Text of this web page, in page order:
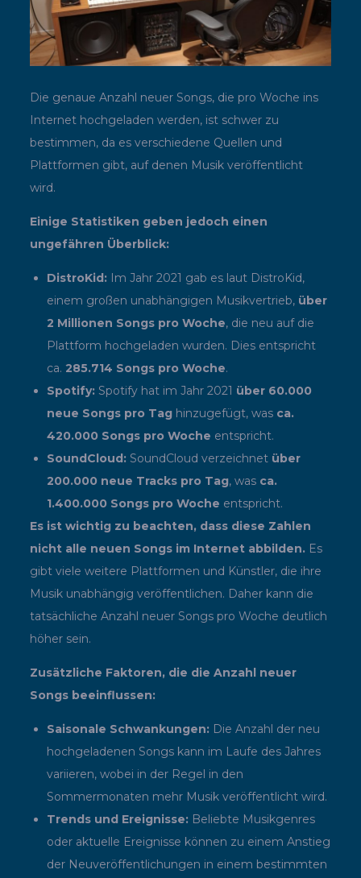
Die genaue Anzahl neuer Songs, die pro Woche ins
Internet hochgeladen werden, ist schwer zu
bestimmen, da es verschiedene Quellen und
Plattformen gibt, auf denen Musik veröffentlicht
wird.
Einige Statistiken geben jedoch einen
ungefähren Überblick:
DistroKid: Im Jahr 2021 gab es laut DistroKid,
einem großen unabhängigen Musikvertrieb, über
2 Millionen Songs pro Woche, die neu auf die
Plattform hochgeladen wurden. Dies entspricht
ca.285.714 Songs pro Woche.
Spotify: Spotify hat im Jahr 2021 über 60.000
neue Songs pro Tag hinzugefügt, was ca.
420.000 Songs pro Woche entspricht.
SoundCloud: SoundCloud verzeichnet über
200.000 neue Tracks pro Tag, was ca.
1.400.000 Songs pro Woche entspricht.
Es ist wichtig zu beachten, dass diese Zahlen
nicht alle neuen Songs im Internet abbilden. Es
gibt viele weitere Plattformen und Künstler, die ihre
Musik unabhängig veröffentlichen. Daher kann die
tatsächliche Anzahl neuer Songs pro Woche deutlich
höher sein.
Zusätzliche Faktoren, die die Anzahl neuer
Songs beeinflussen:
Saisonale Schwankungen: Die Anzahl der neu
hochgeladenen Songs kann im Laufe des Jahres
variieren, wobei in der Regel in den
Sommermonaten mehr Musik veröffentlicht wird.
Trends und Ereignisse: Beliebte Musikgenres
oder aktuelle Ereignisse können zu einem Anstieg
der Neuveröffentlichungen in einem bestimmten